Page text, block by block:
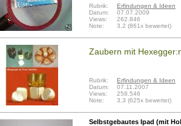
Rubrik:
Erfindungen & Ideen
Datum:
07.07.2009
Views:
262.846
Note:
3,2 (861x bewertet)
Zaubern mit
Rubrik:
Erfindungen & Ideen
Datum:
07.11.2007
Views:
258.546
Note:
3,3 (625x bewertet)
Selbstgebautes Ipad (mit